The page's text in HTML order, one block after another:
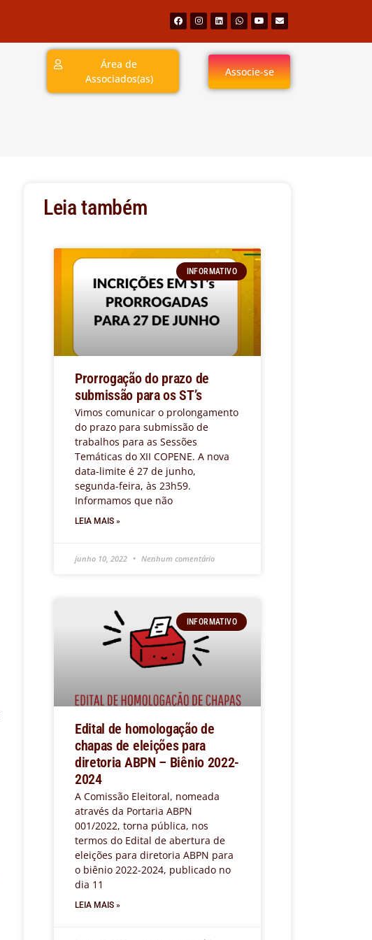
Área de
Associados(as)
Associe-se
Leia também
INFORMATIVO
Prorrogação do prazo de
submissão para os ST’s
Vimos comunicar o prolongamento
do prazo para submissão de
trabalhos para as Sessões
Temáticas do XII COPENE. A nova
data-limite é 27 de junho,
segunda-feira, às 23h59.
Informamos que não
LEIA MAIS »
junho 10, 2022 Nenhum comentário
INFORMATIVO
Edital de homologação de
chapas de eleições para
diretoria ABPN – Biênio 2022-
2024
A Comissão Eleitoral, nomeada
através da Portaria ABPN
001/2022, torna pública, nos
termos do Edital de abertura de
eleições para diretoria ABPN para
o biênio 2022-2024, publicado no
dia 11
LEIA MAIS »